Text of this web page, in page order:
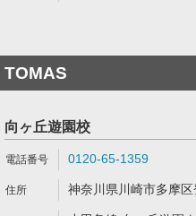
TOMAS
向ヶ丘遊園校
0120-65-1359
神奈川県川崎市多摩